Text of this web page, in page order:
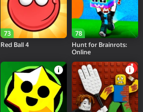
73
Red Ball 4
78
Hunt for Brainrots:
Online